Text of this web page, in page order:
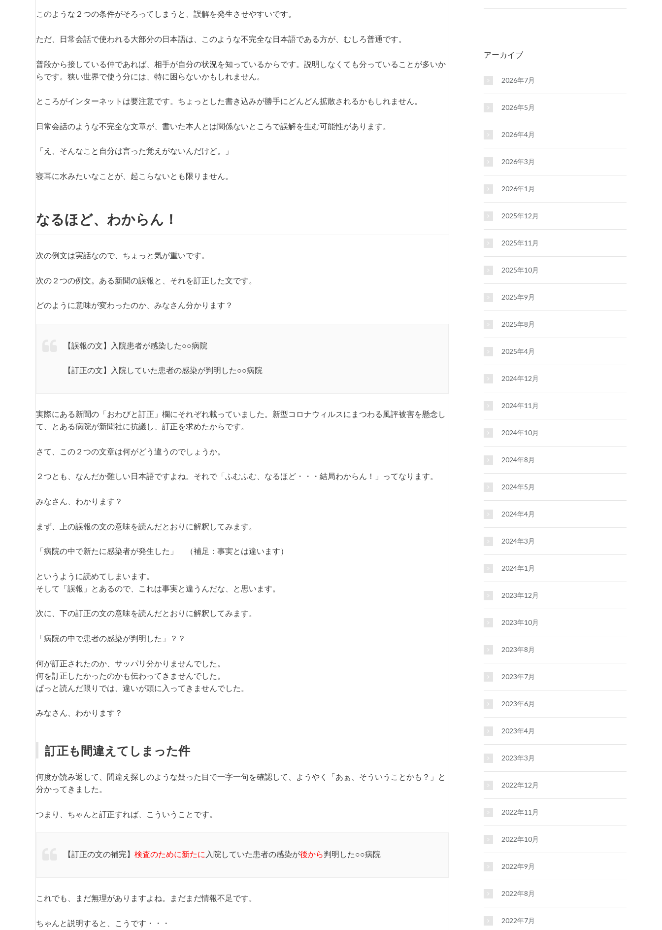
このような２つの条件がそろってしまうと、誤解を発生させやすいです。
ただ、日常会話で使われる大部分の日本語は、このような不完全な日本語である方が、むしろ普通です。
普段から接している仲であれば、相手が自分の状況を知っているからです。説明しなくても分っていることが多いか
らです。狭い世界で使う分には、特に困らないかもしれません。
ところがインターネットは要注意です。ちょっとした書き込みが勝手にどんどん拡散されるかもしれません。
日常会話のような不完全な文章が、書いた本人とは関係ないところで誤解を生む可能性があります。
「え、そんなこと自分は言った覚えがないんだけど。」
寝耳に水みたいなことが、起こらないとも限りません。
なるほど、わからん！
次の例文は実話なので、ちょっと気が重いです。
次の２つの例文。ある新聞の誤報と、それを訂正した文です。
どのように意味が変わったのか、みなさん分かります？
【誤報の文】入院患者が感染した○○病院
【訂正の文】入院していた患者の感染が判明した○○病院
実際にある新聞の「おわびと訂正」欄にそれぞれ載っていました。新型コロナウィルスにまつわる風評被害を懸念し
て、とある病院が新聞社に抗議し、訂正を求めたからです。
さて、この２つの文章は何がどう違うのでしょうか。
２つとも、なんだか難しい日本語ですよね。それで「ふむふむ、なるほど・・・結局わからん！」ってなります。
みなさん、わかります？
まず、上の誤報の文の意味を読んだとおりに解釈してみます。
「病院の中で新たに感染者が発生した」 （補足：事実とは違います）
というように読めてしまいます。
そして「誤報」とあるので、これは事実と違うんだな、と思います。
次に、下の訂正の文の意味を読んだとおりに解釈してみます。
「病院の中で患者の感染が判明した」？？
何が訂正されたのか、サッパリ分かりませんでした。
何を訂正したかったのかも伝わってきませんでした。
ぱっと読んだ限りでは、違いが頭に入ってきませんでした。
みなさん、わかります？
訂正も間違えてしまった件
何度か読み返して、間違え探しのような疑った目で一字一句を確認して、ようやく「あぁ、そういうことかも？」と
分かってきました。
つまり、ちゃんと訂正すれば、こういうことです。
【訂正の文の補完】 検査のために新たに 入院していた患者の感染が後から判明した○○病院
これでも、まだ無理がありますよね。まだまだ情報不足です。
ちゃんと説明すると、こうです・・・
アーカイブ
2026年7月
2026年5月
2026年4月
2026年3月
2026年1月
2025年12月
2025年11月
2025年10月
2025年9月
2025年8月
2025年4月
2024年12月
2024年11月
2024年10月
2024年8月
2024年5月
2024年4月
2024年3月
2024年1月
2023年12月
2023年10月
2023年8月
2023年7月
2023年6月
2023年4月
2023年3月
2022年12月
2022年11月
2022年10月
2022年9月
2022年8月
2022年7月